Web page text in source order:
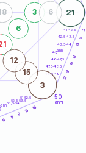
50
anni
41-42,5
42,5-43,5
43,5-44
46-47,5
47,5-48,5
48,5-49
51-52,5
52,5-53,5
53,5-54
3
9
15
6
15
9
12
18
15
9
12
6
21
3
6
3 6
15
12
45anni
anni